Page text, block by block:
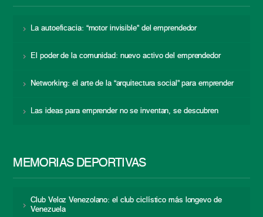
La autoeficacia: “motor invisible” del emprendedor
El poder de la comunidad: nuevo activo del emprendedor
Networking: el arte de la “arquitectura social” para emprender
Las ideas para emprender no se inventan, se descubren
MEMORIAS DEPORTIVAS
Club Veloz Venezolano: el club ciclístico más longevo de
Venezuela